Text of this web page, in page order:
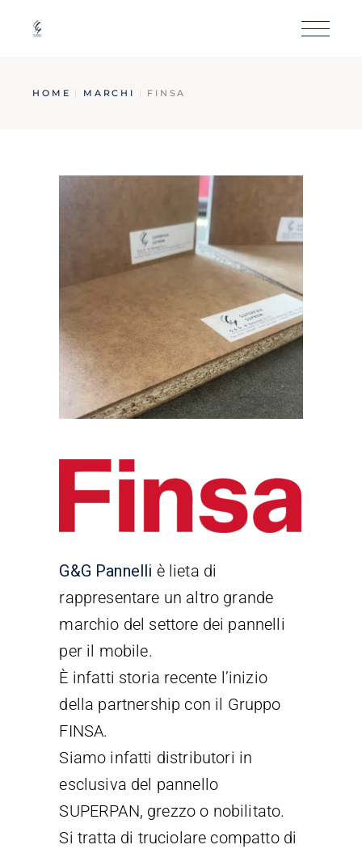
HOME MARCHI FINSA
G&G Pannelli è lieta di
rappresentare un altro grande
marchio del settore dei pannelli
per il mobile.
È infatti storia recente l’inizio
della partnership con il Gruppo
FINSA.
Siamo infatti distributori in
esclusiva del pannello
SUPERPAN, grezzo o nobilitato.
Si tratta di truciolare compatto di